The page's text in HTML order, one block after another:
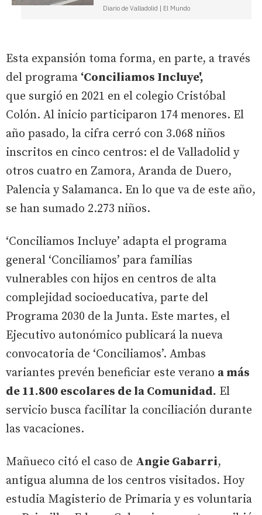
Diario de Valladolid | El Mundo
Esta expansión toma forma, en parte, a través
del programa ‘Conciliamos Incluye',
que surgió en 2021 en el colegio Cristóbal
Colón. Al inicio participaron 174 menores. El
año pasado, la cifra cerró con 3.068 niños
inscritos en cinco centros: el de Valladolid y
otros cuatro en Zamora, Aranda de Duero,
Palencia y Salamanca. En lo que va de este año,
se han sumado 2.273 niños.
‘Conciliamos Incluye’ adapta el programa
general ‘Conciliamos’ para familias
vulnerables con hijos en centros de alta
complejidad socioeducativa, parte del
Programa 2030 de la Junta. Este martes, el
Ejecutivo autonómico publicará la nueva
convocatoria de ‘Conciliamos’. Ambas
variantes prevén beneficiar este verano a más
de 11.800 escolares de la Comunidad. El
servicio busca facilitar la conciliación durante
las vacaciones.
Mañueco citó el caso de Angie Gabarri,
antigua alumna de los centros visitados. Hoy
estudia Magisterio de Primaria y es voluntaria